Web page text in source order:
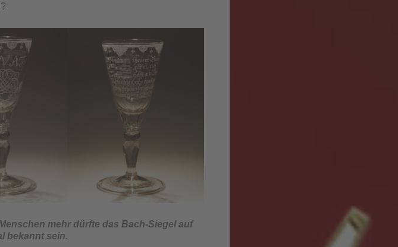
mehr dürfte das Bach-Siegel auf
bekannt sein.